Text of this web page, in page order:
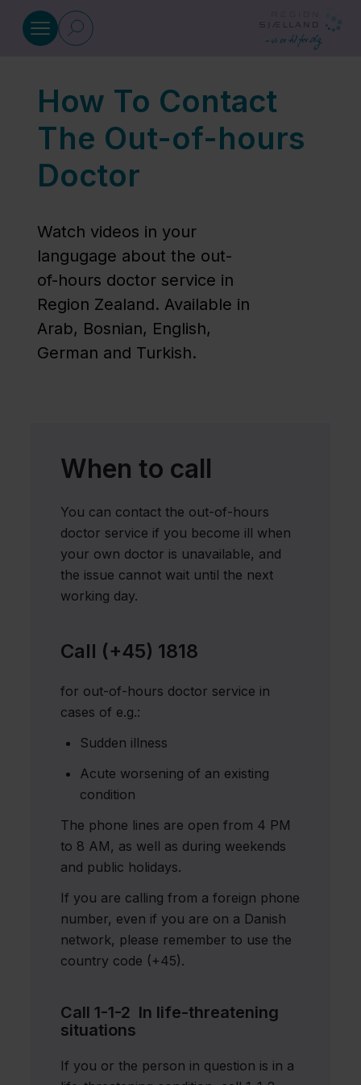
Lægevagten: Ring 1818
Akut
sygdom
Symptomer:
Hvad kan
du gøre?
Åbningstider
ringe?
Chat for døve
hørehæmmede
recepter
Hvis du vil
klage over
lægevagten
Contact
Out-of-
hours
Doctor
Fagfolk
Nyheder
How To Contact
The Out-of-hours
Doctor
Watch videos in your
langugage about the out-
of-hours doctor service in
Region Zealand. Available in
Arab, Bosnian, English,
German and Turkish.
When to call
You can contact the out-of-hours
doctor service if you become ill when
your own doctor is unavailable, and
the issue cannot wait until the next
working day.
Call (+45) 1818
for out-of-hours doctor service in
cases of e.g.:
Sudden illness
Acute worsening of an existing
condition
The phone lines are open from 4 PM
to 8 AM, as well as during weekends
and public holidays.
If you are calling from a foreign phone
number, even if you are on a Danish
network, please remember to use the
country code (+45).
Call 1-1-2 In life-threatening
situations
If you or the person in question is in a